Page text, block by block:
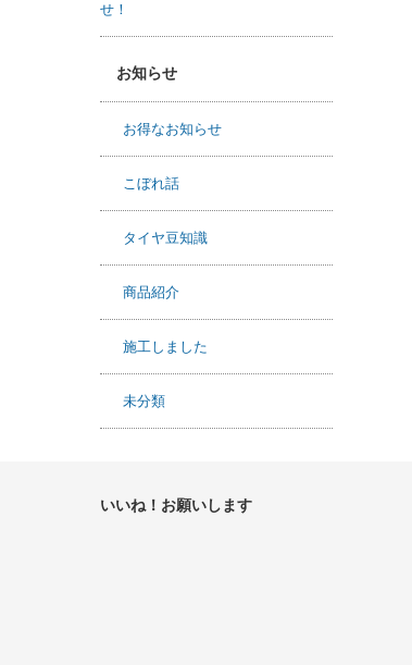
せ！
お知らせ
お得なお知らせ
こぼれ話
タイヤ豆知識
商品紹介
施工しました
未分類
いいね！お願いします